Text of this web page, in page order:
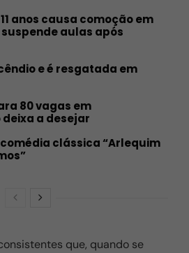
anos causa comoção em
aulas após
e é resgatada em
80 vagas em
a desejar
clássica “Arlequim
que, quando se